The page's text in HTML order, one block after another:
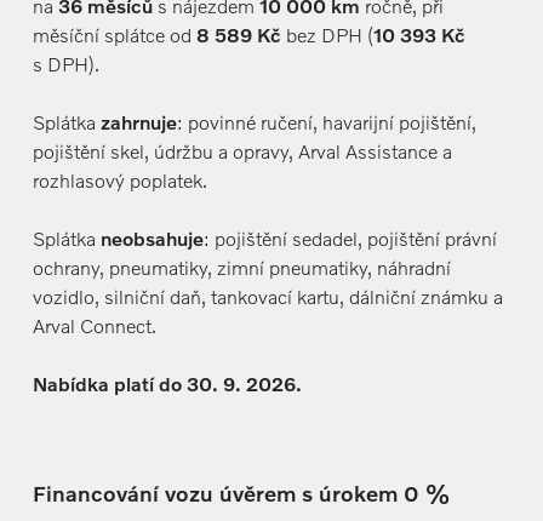
na 36 měsícůs nájezdem 10 000 km ročně, při
měsíční splátce od 8 589 Kč bez DPH (10 393 Kč
s DPH).
Splátka zahrnuje: povinné ručení, havarijní pojištění,
pojištění skel, údržbu a opravy, Arval Assistance a
rozhlasový poplatek.
Splátka neobsahuje: pojištění sedadel, pojištění právní
ochrany, pneumatiky, zimní pneumatiky, náhradní
vozidlo, silniční daň, tankovací kartu, dálniční známku a
Arval Connect.
Nabídka platí do 30. 9. 2026.
Financování vozu úvěrem s úrokem 0 %